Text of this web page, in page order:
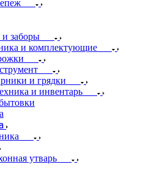
заборы
и комплектующие
и грядки
и инвентарь
утварь